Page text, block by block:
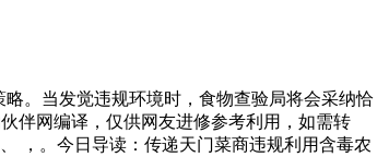
。当发觉违规环境时，食物查验局将会采纳恰
伴网编译，仅供网友进修参考利用，如需转
，。今日导读：传递天门菜商违规利用含毒农